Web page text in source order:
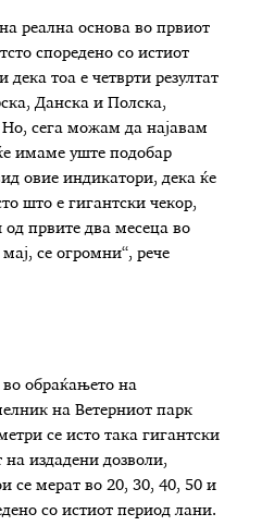
реална основа во првиот
споредено со истиот
тоа е четврти резултат
Данска и Полска,
сега можам да најавам
имаме уште подобар
овие индикатори, дека ќе
што е гигантски чекор,
првите два месеца во
се огромни“, рече
обраќањето на
на Ветерниот парк
се исто така гигантски
издадени дозволи,
се мерат во 20, 30, 40, 50 и
со истиот период лани.